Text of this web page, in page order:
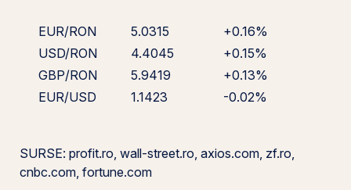
EUR/RON 5.0315
+0.16%
USD/RON
4.4045
+0.15%
GBP/RON
5.9419
+0.13%
EUR/USD
1.1423 -0.02%
SURSE: profit.ro, wall-street.ro, axios.com, zf.ro,
cnbc.com, fortune.com